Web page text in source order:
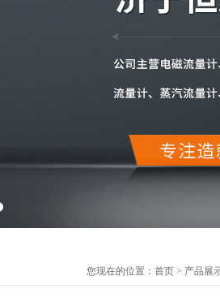
您现在的位置： 首页 > 产品展